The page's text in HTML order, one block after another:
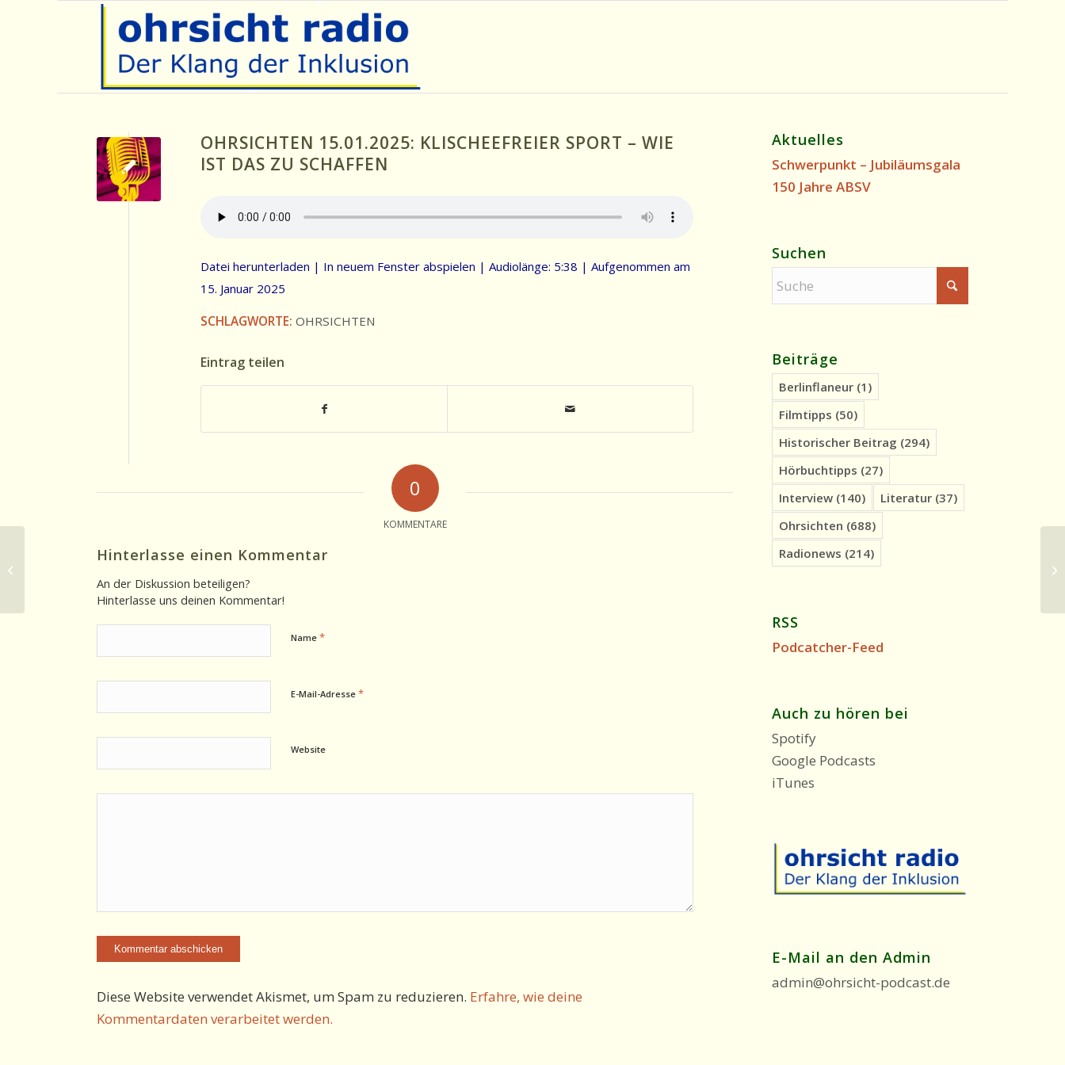
OHRSICHTEN 15.01.2025: KLISCHEEFREIER SPORT – WIE
IST DAS ZU SCHAFFEN
Datei herunterladen | In neuem Fenster abspielen | Audiolänge: 5:38 | Aufgenommen am
15. Januar 2025
SCHLAGWORTE: OHRSICHTEN
Eintrag teilen
0
KOMMENTARE
Hinterlasse einen Kommentar
An der Diskussion beteiligen?
Hinterlasse uns deinen Kommentar!
Name *
E-Mail-Adresse *
Website
Diese Website verwendet Akismet, um Spam zu reduzieren. Erfahre, wie deine
Kommentardaten verarbeitet werden.
Aktuelles
Schwerpunkt – Jubiläumsgala
150 Jahre ABSV
Suchen
Beiträge
Berlinflaneur (1)
Filmtipps (50)
Historischer Beitrag (294)
Hörbuchtipps (27)
Interview (140) Literatur (37)
Ohrsichten (688)
Radionews (214)
RSS
Podcatcher-Feed
Auch zu hören bei
Spotify
Google Podcasts
iTunes
E-Mail an den Admin
admin@ohrsicht-podcast.de
Ohrsichten 15.01.2025: Schweizer